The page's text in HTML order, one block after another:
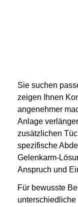
Sie suchen
zeigen Ihnen
angenehmer
Anlage
zusätzlichen
spezifische
Gelenkarm-
Anspruch und
Für bewusste
unterschiedliche